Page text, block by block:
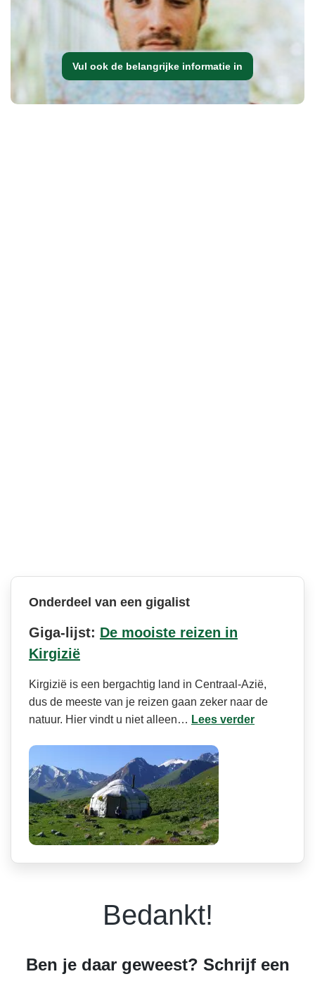
Vul ook de belangrijke informatie in
Onderdeel van een gigalist
Giga-lijst: De mooiste reizen in
Kirgizië
Kirgizië is een bergachtig land in Centraal-Azië,
dus de meeste van je reizen gaan zeker naar de
natuur. Hier vindt u niet alleen… Lees verder
Bedankt!
Ben je daar geweest? Schrijf een